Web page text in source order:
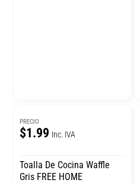
PRECIO
$1.99 Inc. IVA
Toalla De Cocina Waffle
Gris FREE HOME